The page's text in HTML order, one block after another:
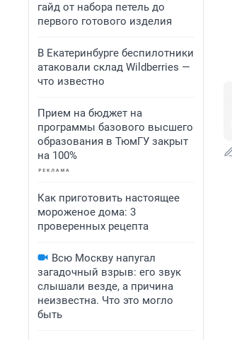
гайд от набора петель до
первого готового изделия
В Екатеринбурге беспилотники
атаковали склад Wildberries —
что известно
Прием на бюджет на
программы базового высшего
образования в ТюмГУ закрыт
на 100%
Как приготовить настоящее
мороженое дома: 3
проверенных рецепта
Всю Москву напугал
загадочный взрыв: его звук
слышали везде, а причина
неизвестна. Что это могло
быть